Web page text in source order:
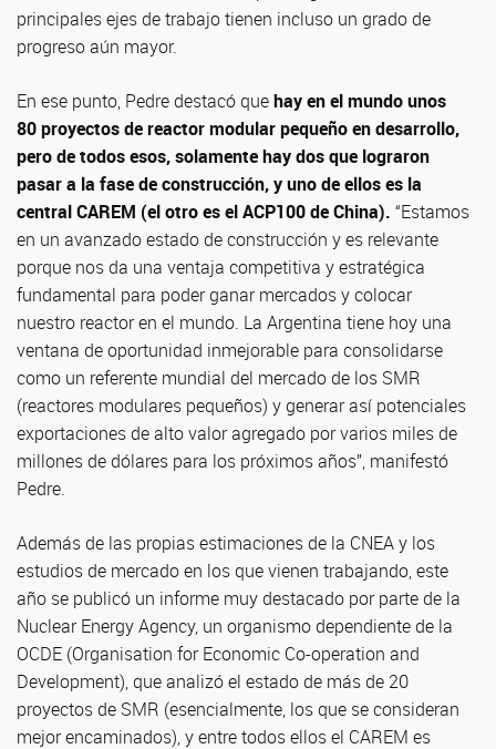
principales ejes de trabajo tienen incluso un grado de
progreso aún mayor.
En ese punto, Pedre destacó quehay en el mundo unos
80 proyectos de reactor modular pequeño en desarrollo,
pero de todos esos, solamente hay dos que lograron
pasar a la fase de construcción, y uno de ellos es la
central CAREM (el otro es el ACP100 de China). “Estamos
en un avanzado estado de construcción y es relevante
porque nos da una ventaja competitiva y estratégica
fundamental para poder ganar mercados y colocar
nuestro reactor en el mundo. La Argentina tiene hoy una
ventana de oportunidad inmejorable para consolidarse
como un referente mundial del mercado de los SMR
(reactores modulares pequeños) y generar así potenciales
exportaciones de alto valor agregado por varios miles de
millones de dólares para los próximos años”, manifestó
Pedre.
Además de las propias estimaciones de la CNEA y los
estudios de mercado en los que vienen trabajando, este
año se publicó un informe muy destacado por parte de la
Nuclear Energy Agency, un organismo dependiente de la
OCDE (Organisation for Economic Co-operation and
Development), que analizó el estado de más de 20
proyectos de SMR (esencialmente, los que se consideran
mejor encaminados), y entre todos ellos el CAREM es